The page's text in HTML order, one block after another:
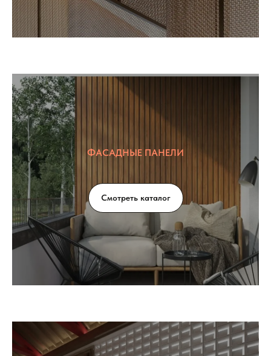
ФАСАДНЫЕ ПАНЕЛИ
Смотреть каталог